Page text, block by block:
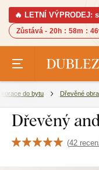
🔥 LETNÍ VÝPRODEJ:
Zůstává - 20h : 58m :
do bytu Dřevěné
Dřevěný
(42